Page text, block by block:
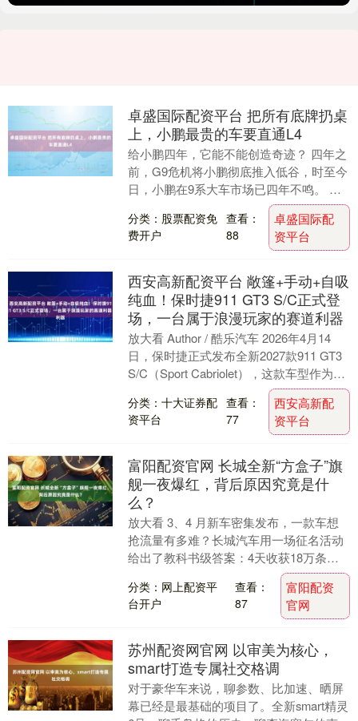
卓盛国际配资平台 把所有底牌扔桌
上，小鹏最贵的车要直通L4
给小鹏四年，它能不能创造奇迹？ 四年之
前，G9危机将小鹏彻底推入低谷，时至今
日，小鹏在9系大车市场已四年不鸣。 如
今物换星移，小鹏在曲折中走出了低谷，
迎来了再次....
分类：股票配资免
费开户
查看：
88
卓盛国际配
资平台
西安高新配资平台 敞篷+手动+自吸
纯血！保时捷911 GT3 S/C正式登
场，一台属于浪漫玩家的赛道利器
放大看 Author / 酷乐汽车 2026年4月14
日，保时捷正式发布全新2027款911 GT3
S/C（Sport Cabriolet），这款车型作为
分类：十大证券配
资平台
查看：
77
西安高新配
资平台
富阳配资官网 长城全新“方盒子”旗
舰一夜爆红，背后原因究竟是什
么？
放大看 3、4 月新车密集发布，一款车想
抢流量有多难？长城汽车用一场征名活动
给出了教科书级答案：4天收获18万条留
言，投票开启3天参与人数达到4.2万。毫
无疑问....
分类：网上配资平
台开户
查看：
87
富阳配资
官网
苏州配资网官网 以审美为核心，
smart打造专属社交格调
对于豪华车来说，聊参数、比加速、晒屏
幕已经是最基础的项目了。全新smart精灵